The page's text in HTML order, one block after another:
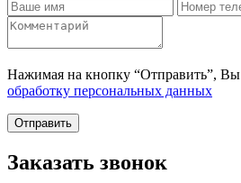
Нажимая на кнопку “Отправить”, Вы
обработку персональных данных
Отправить
Заказать звонок